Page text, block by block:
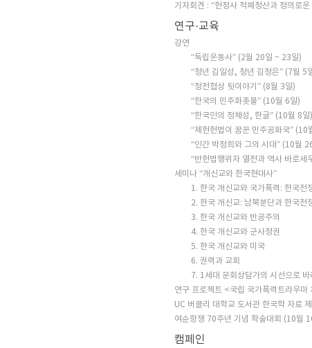
기자회견 : “헌정사 적폐청산과 정의로
연구·교육
강연
“독립운동사” (2월 20일 ~ 23일)
“청년 김일성, 청년 김정은” (7월 5
“정전협상 뒷이야기” (8월 3일)
“한국의 민주화촛불” (10월 6일)
“한국인의 정체성, 한글” (10월 8일)
“제헌헌법이 꿈꾼 민주공화국” (10
“인간 박정희와 그의 시대” (10월
“반헌법행위자 열전과 역사 바로세
세미나 “개신교와 한국현대사”
1. 한국 개신교와 국가폭력: 한국전
2. 한국 개신교: 남북분단과 한국전
3. 한국 개신교와 반공주의
4. 한국 개신교와 군사정권
5. 한국 개신교와 미국
6. 권력과 교회
7. 1세대 문회상담가의 시선으로 바
연구 프로젝트 <국립 국가폭력트라우마
UC 버클리 대학교 도서관 한국학 자료
여순항쟁 70주년 기념 학술대회 (10월
캠페인